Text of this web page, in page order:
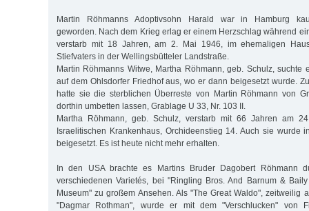
Martin Röhmanns Adoptivsohn Harald war in Hamburg
geworden. Nach dem Krieg erlag er einem Herzschlag während
verstarb mit 18 Jahren, am 2. Mai 1946, im ehemaligen
Stiefvaters in der Wellingsbütteler Landstraße.
Martin Röhmanns Witwe, Martha Röhmann, geb. Schulz, suchte
auf dem Ohlsdorfer Friedhof aus, wo er dann beigesetzt wurde.
hatte sie die sterblichen Überreste von Martin Röhmann von
dorthin umbetten lassen, Grablage U 33, Nr. 103 II.
Martha Röhmann, geb. Schulz, verstarb mit 66 Jahren am
Israelitischen Krankenhaus, Orchideenstieg 14. Auch sie wurde
beigesetzt. Es ist heute nicht mehr erhalten.
In den USA brachte es Martins Bruder Dagobert Röhmann
verschiedenen Varietés, bei "Ringling Bros. And Barnum &
Museum" zu großem Ansehen. Als "The Great Waldo", zeitweilig
"Dagmar Rothman", wurde er mit dem "Verschlucken" von